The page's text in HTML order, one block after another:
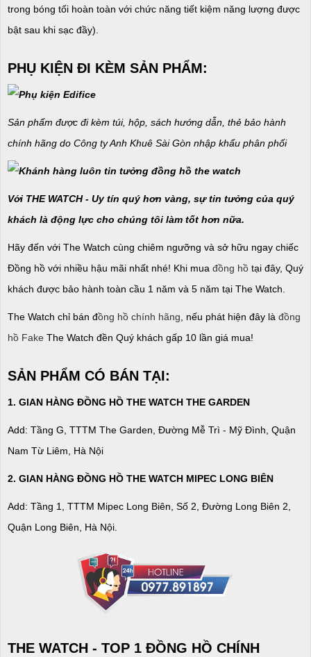
trong bóng tối hoàn toàn với chức năng tiết kiệm năng lượng được
bật sau khi sạc đầy).
PHỤ KIỆN ĐI KÈM SẢN PHẨM:
Sản phẩm được đi kèm túi, hộp, sách hướng dẫn, thẻ bảo hành
chính hãng do Công ty Anh Khuê Sài Gòn nhập khẩu phân phối
Với THE WATCH - Uy tín quý hơn vàng, sự tin tưởng của quý
khách là động lực cho chúng tôi làm tốt hơn nữa.
Hãy đến với The Watch cùng chiêm ngưỡng và sở hữu ngay chiếc
Đồng hồ với nhiều hậu mãi nhất nhé! Khi mua đồng hồ tại đây, Quý
khách được bảo hành toàn cầu 1 năm và 5 năm tại The Watch.
The Watch chỉ bán đồng hồ chính hãng , nếu phát hiện đây là đồng
hồ Fake The Watch đền Quý khách gấp 10 lần giá mua!
SẢN PHẨM CÓ BÁN TẠI:
1. GIAN HÀNG ĐỒNG HỒ THE WATCH THE GARDEN
Add: Tầng G, TTTM The Garden, Đường Mễ Trì - Mỹ Đình, Quận
Nam Từ Liêm, Hà Nội
2. GIAN HÀNG ĐỒNG HỒ THE WATCH MIPEC LONG BIÊN
Add: Tầng 1, TTTM Mipec Long Biên, Số 2, Đường Long Biên 2,
Quận Long Biên, Hà Nội.
THE WATCH - TOP 1 ĐỒNG HỒ CHÍNH